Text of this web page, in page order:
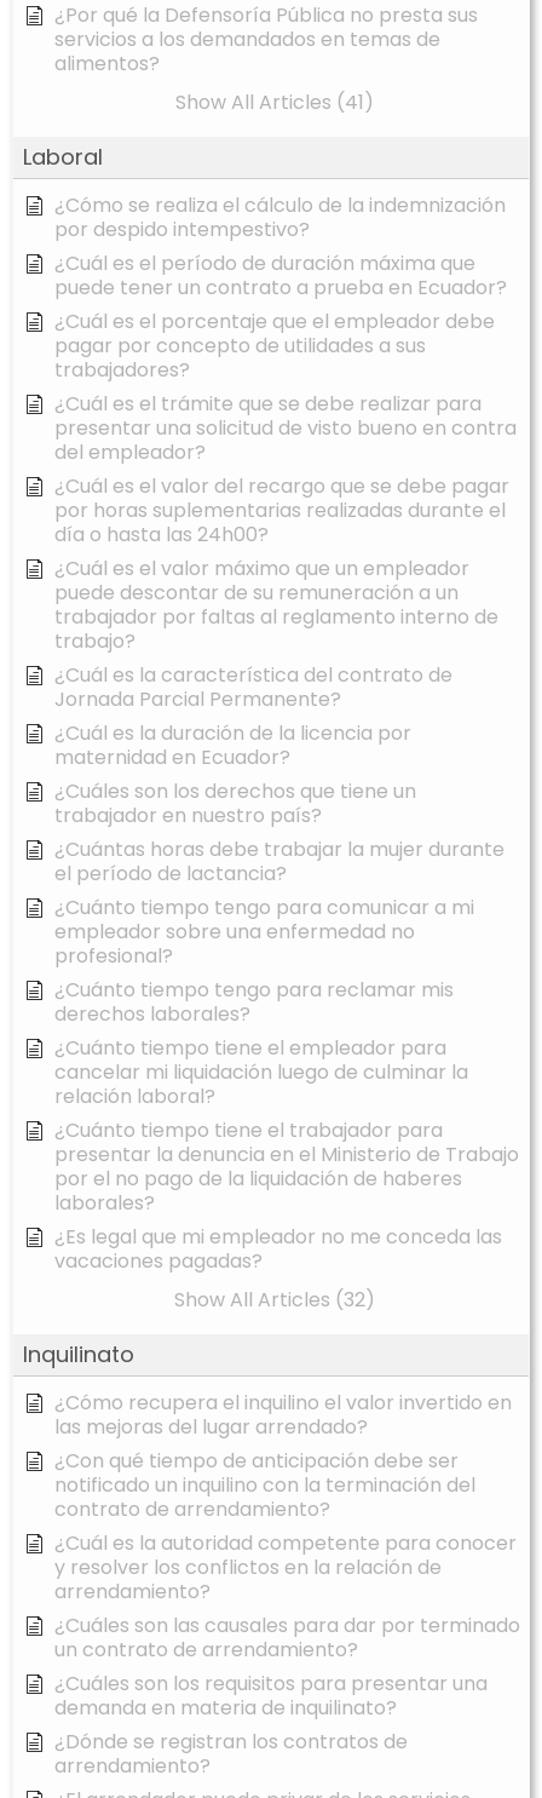
¿Por qué la Defensoría Pública no presta sus
servicios a los demandados en temas de
alimentos?
Show All Articles (41)
Laboral
¿Cómo se realiza el cálculo de la indemnización
por despido intempestivo?
¿Cuál es el período de duración máxima que
puede tener un contrato a prueba en Ecuador?
¿Cuál es el porcentaje que el empleador debe
pagar por concepto de utilidades a sus
trabajadores?
¿Cuál es el trámite que se debe realizar para
presentar una solicitud de visto bueno en contra
del empleador?
¿Cuál es el valor del recargo que se debe pagar
por horas suplementarias realizadas durante el
día o hasta las 24h00?
¿Cuál es el valor máximo que un empleador
puede descontar de su remuneración a un
trabajador por faltas al reglamento interno de
trabajo?
¿Cuál es la característica del contrato de
Jornada Parcial Permanente?
¿Cuál es la duración de la licencia por
maternidad en Ecuador?
¿Cuáles son los derechos que tiene un
trabajador en nuestro país?
¿Cuántas horas debe trabajar la mujer durante
el período de lactancia?
¿Cuánto tiempo tengo para comunicar a mi
empleador sobre una enfermedad no
profesional?
¿Cuánto tiempo tengo para reclamar mis
derechos laborales?
¿Cuánto tiempo tiene el empleador para
cancelar mi liquidación luego de culminar la
relación laboral?
¿Cuánto tiempo tiene el trabajador para
presentar la denuncia en el Ministerio de Trabajo
por el no pago de la liquidación de haberes
laborales?
¿Es legal que mi empleador no me conceda las
vacaciones pagadas?
Show All Articles (32)
Inquilinato
¿Cómo recupera el inquilino el valor invertido en
las mejoras del lugar arrendado?
¿Con qué tiempo de anticipación debe ser
notificado un inquilino con la terminación del
contrato de arrendamiento?
¿Cuál es la autoridad competente para conocer
y resolver los conflictos en la relación de
arrendamiento?
¿Cuáles son las causales para dar por terminado
un contrato de arrendamiento?
¿Cuáles son los requisitos para presentar una
demanda en materia de inquilinato?
¿Dónde se registran los contratos de
arrendamiento?